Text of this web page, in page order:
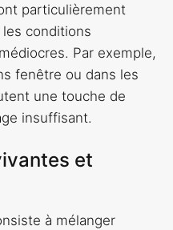
particulièrement
conditions
Par exemple,
fenêtre ou dans les
une touche de
insuffisant.
et
à mélanger